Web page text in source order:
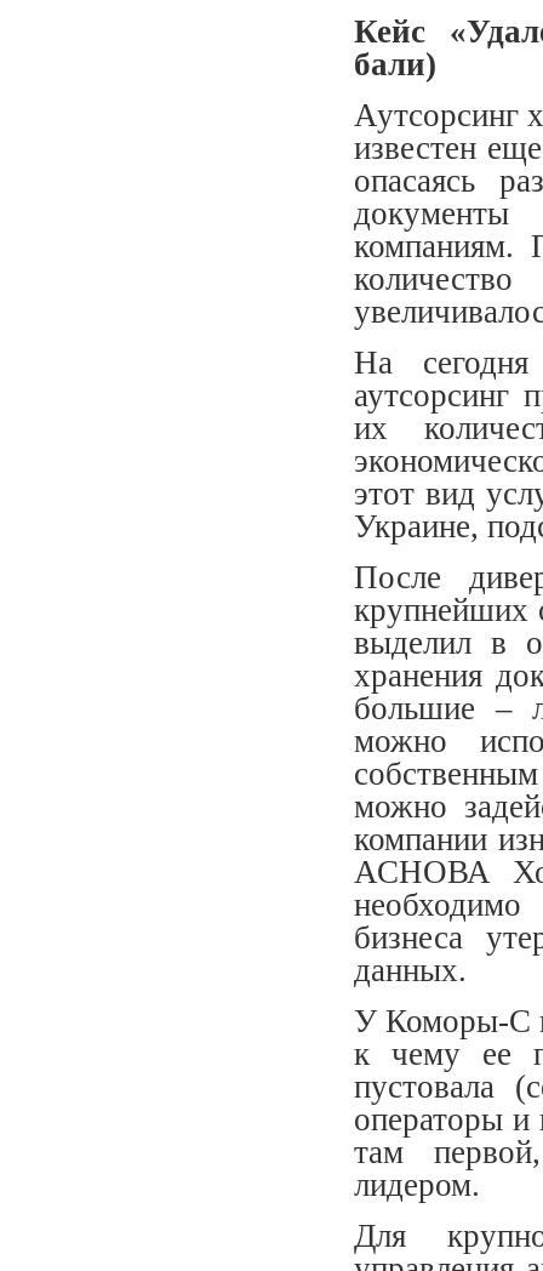
Кейс
бали)
Аутсорсинг
известен
опасаясь
компаниям.
На
аутсорсинг
их
этот вид
Украине,
После
крупнейших
выделил в
хранения
большие –
можно
можно
компании
АСНОВА
бизнеса
данных.
У Коморы-С
к чему ее
пустовала
операторы
там
лидером.
Для